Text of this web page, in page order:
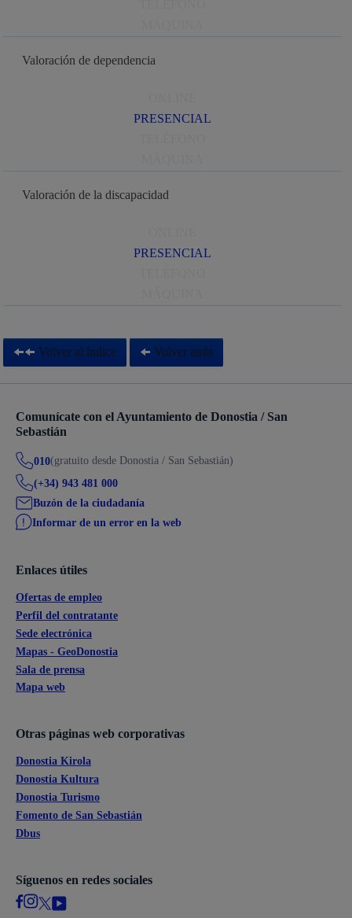
Valoración de dependencia
PRESENCIAL
Valoración de la discapacidad
PRESENCIAL
Volver al índice Volver atrás
Comunícate con el Ayuntamiento de Donostia / San
Sebastián
010(gratuito desde Donostia / San Sebastián)
(+34) 943 481 000
Buzón de la ciudadanía
Informar de un error en la web
Enlaces útiles
Ofertas de empleo
Perfil del contratante
Sede electrónica
Mapas - GeoDonostia
Sala de prensa
Mapa web
Otras páginas web corporativas
Donostia Kirola
Donostia Kultura
Donostia Turismo
Fomento de San Sebastián
Dbus
Síguenos en redes sociales